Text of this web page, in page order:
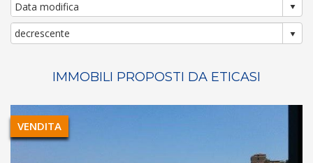
IMMOBILI PROPOSTI DA ETICASI
VENDITA